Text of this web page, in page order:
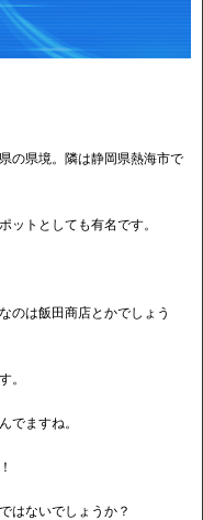
の県境。隣は静岡県熱海市で
ットとしても有名です。
のは飯田商店とかでしょう
。
でますね。
はないでしょうか？